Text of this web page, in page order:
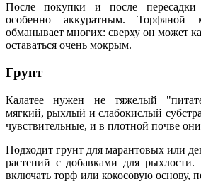
После покупки и после
особенно аккуратным. Торфяной
обманывает многих: сверху он может
оставаться очень мокрым.
Грунт
Калатее нужен не тяжелый
мягкий, рыхлый и слабокислый
чувствительные, и в плотной почве
Подходит грунт для марантовых или
растений с добавками для
включать торф или кокосовую основу,